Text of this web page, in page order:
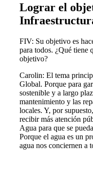
Lograr el
FIV: Su objetivo es
para todos. ¿Qué tiene
objetivo?
Carolin: El tema
Global. Porque para
sostenible y a largo
mantenimiento y las
locales. Y, por
recibir más atención
Agua para que se
Porque el agua es un
agua nos conciernen a